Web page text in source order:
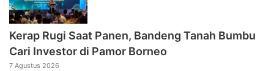
Kerap Rugi Saat Panen, Bandeng Tanah Bumbu
Cari Investor di Pamor Borneo
7 Agustus 2026